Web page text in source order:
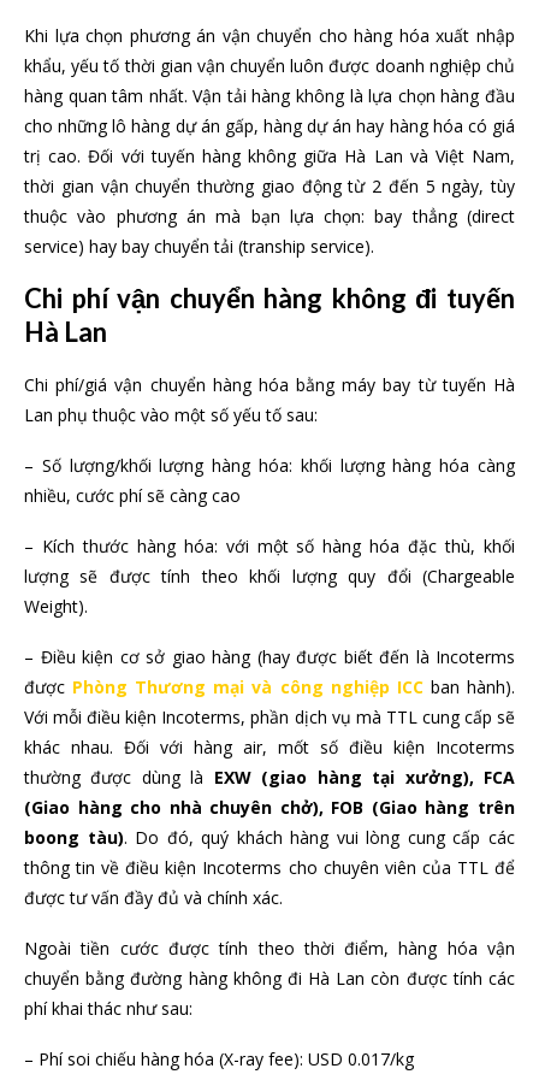
Khi lựa chọn phương án vận chuyển cho hàng hóa xuất nhập
khẩu, yếu tố thời gian vận chuyển luôn được doanh nghiệp chủ
hàng quan tâm nhất. Vận tải hàng không là lựa chọn hàng đầu
cho những lô hàng dự án gấp, hàng dự án hay hàng hóa có giá
trị cao. Đối với tuyến hàng không giữa Hà Lan và Việt Nam,
thời gian vận chuyển thường giao động từ 2 đến 5 ngày, tùy
thuộc vào phương án mà bạn lựa chọn: bay thẳng (direct
service) hay bay chuyển tải (tranship service).
Chi phí vận chuyển hàng không đi tuyến
Hà Lan
Chi phí/giá vận chuyển hàng hóa bằng máy bay từ tuyến Hà
Lan phụ thuộc vào một số yếu tố sau:
– Số lượng/khối lượng hàng hóa: khối lượng hàng hóa càng
nhiều, cước phí sẽ càng cao
– Kích thước hàng hóa: với một số hàng hóa đặc thù, khối
lượng sẽ được tính theo khối lượng quy đổi (Chargeable
Weight).
– Điều kiện cơ sở giao hàng (hay được biết đến là Incoterms
được Phòng Thương mại và công nghiệp ICCban hành).
Với mỗi điều kiện Incoterms, phần dịch vụ mà TTL cung cấp sẽ
khác nhau. Đối với hàng air, mốt số điều kiện Incoterms
thường được dùng là EXW (giao hàng tại xưởng), FCA
(Giao hàng cho nhà chuyên chở), FOB (Giao hàng trên
boong tàu). Do đó, quý khách hàng vui lòng cung cấp các
thông tin về điều kiện Incoterms cho chuyên viên của TTL để
được tư vấn đầy đủ và chính xác.
Ngoài tiền cước được tính theo thời điểm, hàng hóa vận
chuyển bằng đường hàng không đi Hà Lan còn được tính các
phí khai thác như sau:
– Phí soi chiếu hàng hóa (X-ray fee): USD 0.017/kg